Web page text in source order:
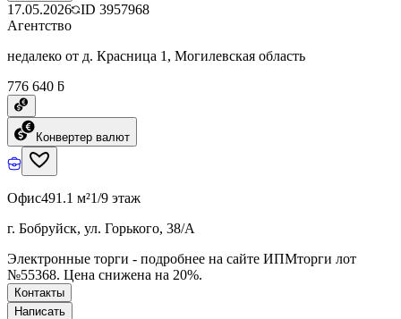
17.05.2026 ID 3957968
Агентство
недалеко от д. Красница 1, Могилевская область
776 640 ƃ
Конвертер валют
Офис491.1 м²1/9 этаж
г. Бобруйск, ул. Горького, 38/А
Электронные торги - подробнее на сайте ИПМторги лот
№55368. Цена снижена на 20%.
Контакты
Написать